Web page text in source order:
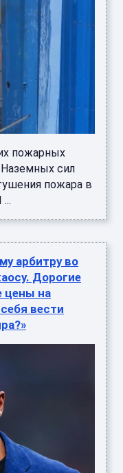
пожарных
сил
пожара в
арбитру во
Дорогие
цены на
вести